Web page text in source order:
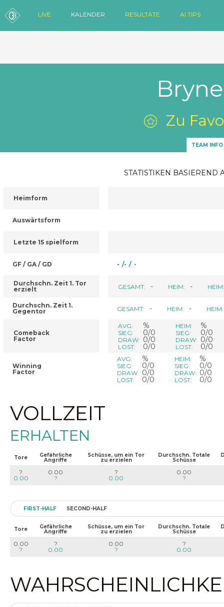
LIVE KALENDER RESULTATE AI TIPS
Zu
TEAM INFO
STATISTIKEN BASIEREND
Heimform
Auswärtsform
Letzte 15 spielform
GF / GA / GD
Durchschn. Zeit 1. Tor
erzielt
Durchschn. Zeit 1.
Gegentor
Comeback
Factor
Winning
Factor
- /- / -
GESAMT: - HEIM: - HEIM:
GESAMT: - HEIM: - HEIM:
AVG: %
SIEG: 0/0
DRAW: 0/0
LOST: 0/0
HEIM: %
SIEG: 0/0
DRAW: 0/0
LOST: 0/0
AVG: %
SIEG: 0/0
DRAW: 0/0
LOST: 0/0
HEIM: %
SIEG: 0/0
DRAW: 0/0
LOST: 0/0
VOLLZEIT
ERHALTEN
Tore Gefährliche
Angriffe
Schüsse, um ein Tor
zu erzielen
Durchschn. Totale
Schüsse
?
0.00
0.00
?
?
0.00
0.00
?
FIRST-HALF SECOND-HALF
Tore Gefährliche
Angriffe
Schüsse, um ein Tor
zu erzielen
Durchschn. Totale
Schüsse
0.00
?
?
0.00
0.00
?
?
0.00